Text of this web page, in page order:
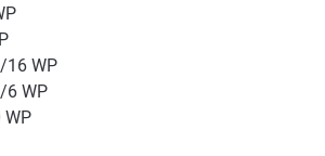
16 WP
6 WP
WP